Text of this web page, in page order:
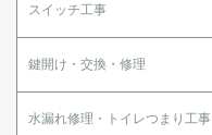
スイッチ工事
鍵開け・交換・修理
水漏れ修理・トイレつまり工事